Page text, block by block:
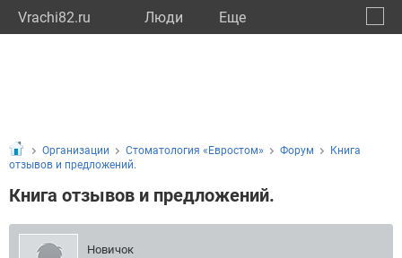
Vrachi82.ru Люди Eще
Организации Стоматология «Евростом» Форум
Книга
отзывов и предложений.
Книга отзывов и предложений.
Новичок